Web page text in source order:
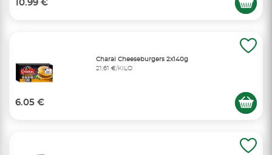
10.99 €
Charal Cheeseburgers 2x140g
21,61 €/KILO
6.05 €